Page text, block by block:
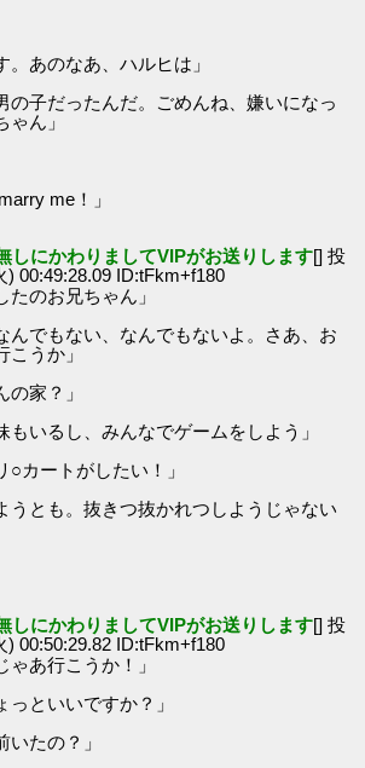
。あのなあ、ハルヒは」
の子だったんだ。ごめんね、嫌いになっ
ん」
me！」
しにかわりましてVIPがお送りします[] 投
) 00:49:28.09 ID:tFkm+f180
のお兄ちゃん」
んでもない、なんでもないよ。さあ、お
こうか」
家？」
もいるし、みんなでゲームをしよう」
○カートがしたい！」
うとも。抜きつ抜かれつしようじゃない
しにかわりましてVIPがお送りします[] 投
) 00:50:29.82 ID:tFkm+f180
ゃあ行こうか！」
っといいですか？」
いたの？」